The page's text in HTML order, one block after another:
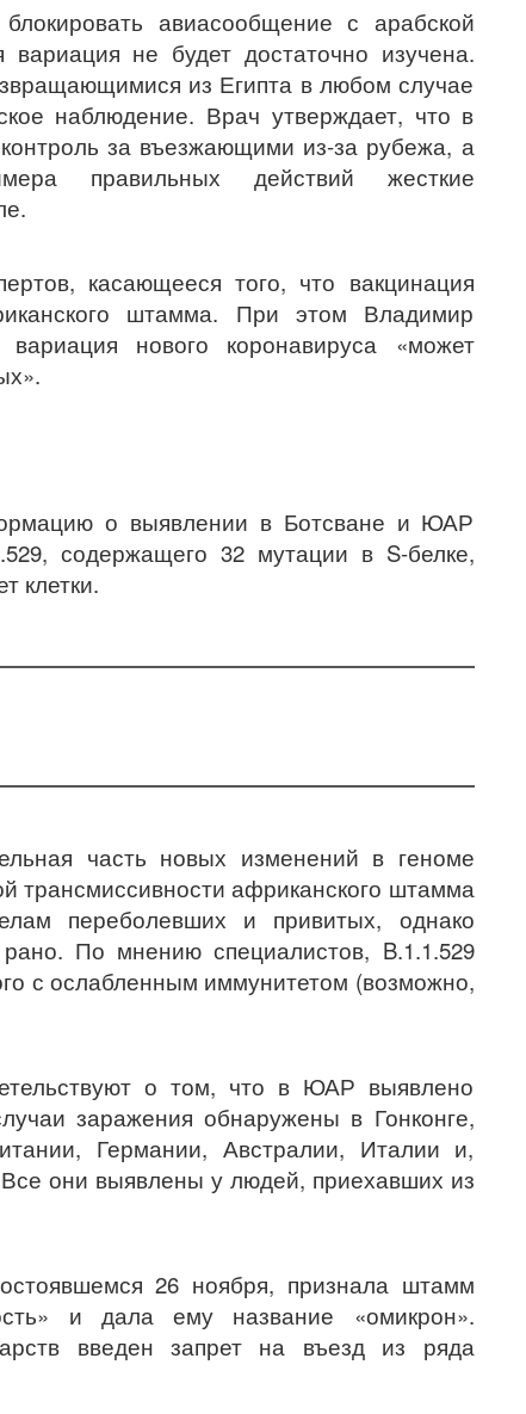
авиасообщение с арабской
не будет достаточно изучена.
из Египта в любом случае
наблюдение. Врач утверждает, что в
за въезжающими из-за рубежа, а
правильных действий жесткие
касающееся того, что вакцинация
штамма. При этом Владимир
нового коронавируса «может
о выявлении в Ботсване и ЮАР
содержащего 32 мутации в S-белке,
клетки.
часть новых изменений в геноме
трансмиссивности африканского штамма
переболевших и привитых, однако
По мнению специалистов, B.1.1.529
с ослабленным иммунитетом (возможно,
о том, что в ЮАР выявлено
заражения обнаружены в Гонконге,
Германии, Австралии, Италии и,
они выявлены у людей, приехавших из
26 ноября, признала штамм
и дала ему название «омикрон».
введен запрет на въезд из ряда